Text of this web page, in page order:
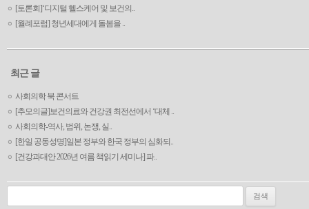
[토론회]‘디지털 헬스케어 및 보건의..
[월례포럼] 청년세대에게 돌봄을 ..
최근 글
사회의학 북 콘서트
[추모의글]보건의료와 건강권 최전선에서 ‘대체 ..
사회의학-역사, 범위, 논쟁, 실..
[한일 공동성명]일본 정부와 한국 정부의 심화되..
[건강과대안 2026년 여름 책읽기 세미나] 파..
검색: